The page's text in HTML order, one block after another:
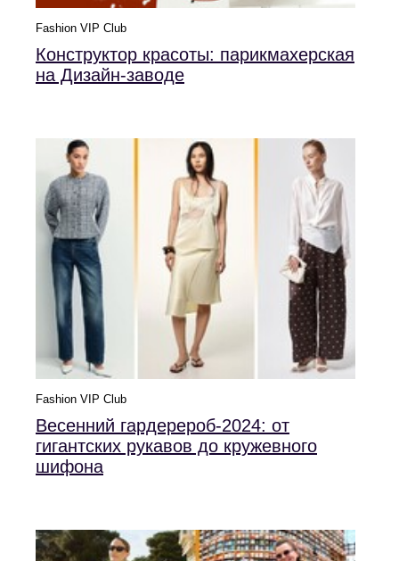
Fashion VIP Club
Конструктор красоты: парикмахерская
на Дизайн-заводе
Fashion VIP Club
Весенний гардерероб-2024: от
гигантских рукавов до кружевного
шифона